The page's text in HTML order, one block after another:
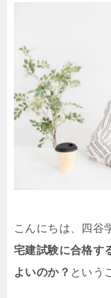
こんにちは、四谷
宅建試験に合格す
よいのか？ という